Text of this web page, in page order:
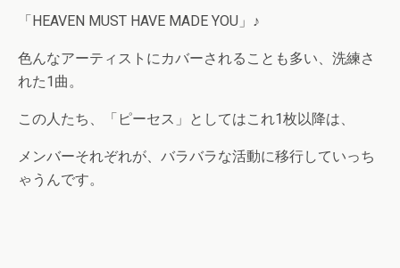
「HEAVEN MUST HAVE MADE YOU」♪
色んなアーティストにカバーされることも多い、洗練さ
れた1曲。
この人たち、「ピーセス」としてはこれ1枚以降は、
メンバーそれぞれが、バラバラな活動に移行していっち
ゃうんです。